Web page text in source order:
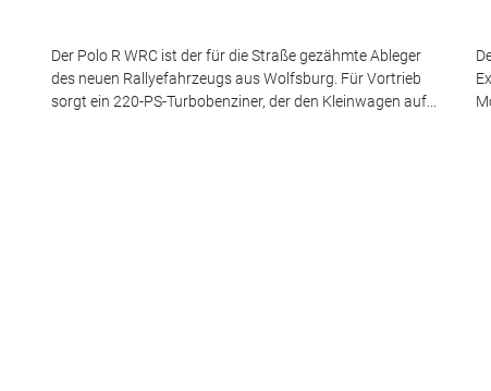
Der Polo R WRC ist der für die Straße gezähmte Ableger
des neuen Rallyefahrzeugs aus Wolfsburg. Für Vortrieb
sorgt ein 220-PS-Turbobenziner, der den Kleinwagen auf...